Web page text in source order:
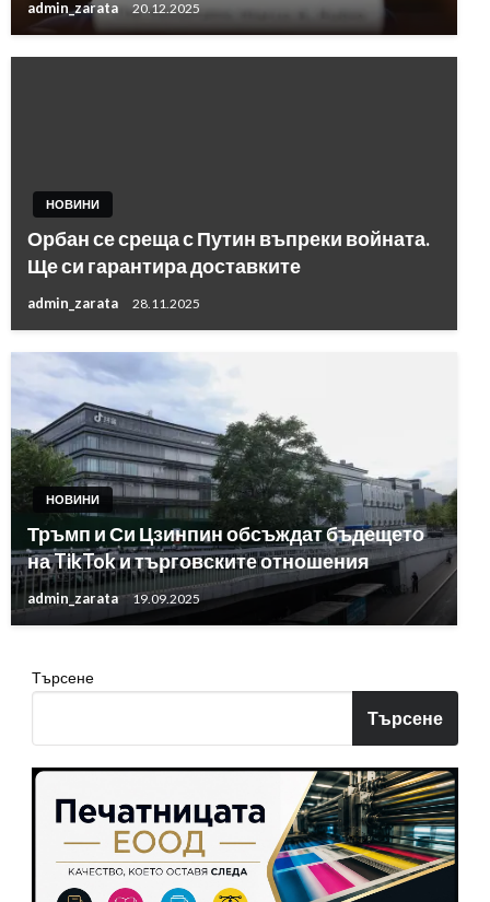
admin_zarata 20.12.2025
НОВИНИ
Орбан се среща с Путин въпреки войната.
Ще си гарантира доставките
admin_zarata 28.11.2025
НОВИНИ
Тръмп и Си Цзинпин обсъждат бъдещето
на TikTok и търговските отношения
admin_zarata 19.09.2025
Търсене
Търсене